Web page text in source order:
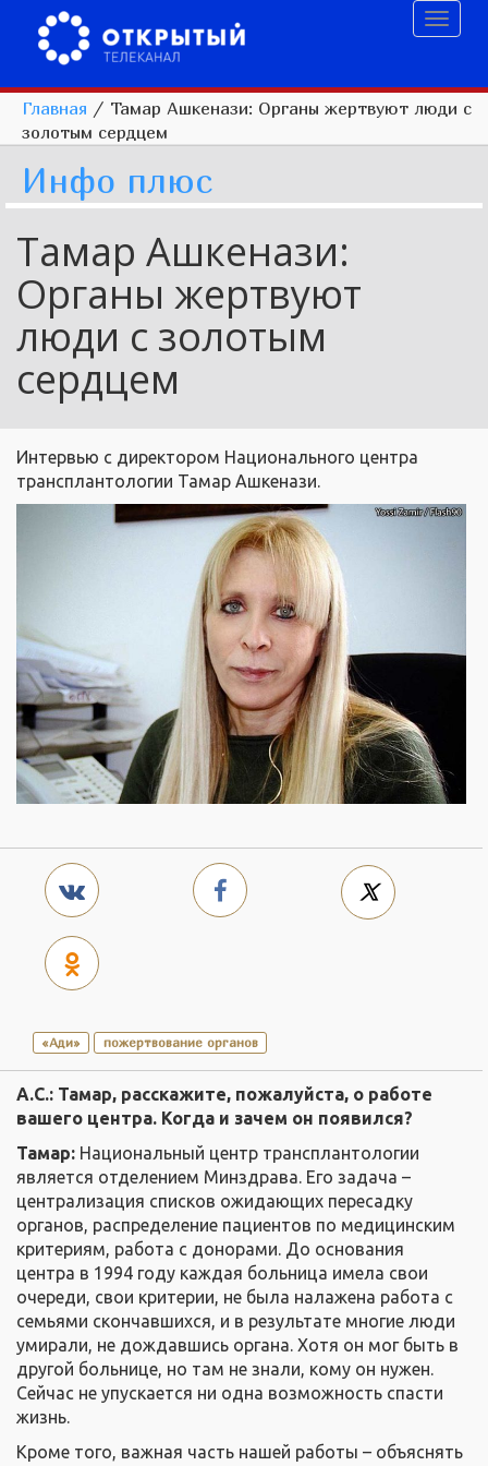
Главная / Тамар Ашкенази: Органы жертвуют люди с
золотым сердцем
Инфо плюс
Тамар Ашкенази:
Органы жертвуют
люди с золотым
сердцем
Интервью с директором Национального центра
трансплантологии Тамар Ашкенази.
«Ади» пожертвование органов
А.С.: Тамар, расскажите, пожалуйста, о работе
вашего центра. Когда и зачем он появился?
Тамар: Национальный центр трансплантологии
является отделением Минздрава. Его задача –
централизация списков ожидающих пересадку
органов, распределение пациентов по медицинским
критериям, работа с донорами. До основания
центра в 1994 году каждая больница имела свои
очереди, свои критерии, не была налажена работа с
семьями скончавшихся, и в результате многие люди
умирали, не дождавшись органа. Хотя он мог быть в
другой больнице, но там не знали, кому он нужен.
Сейчас не упускается ни одна возможность спасти
жизнь.
Кроме того, важная часть нашей работы – объяснять